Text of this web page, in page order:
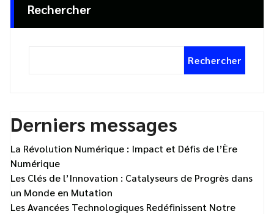
Rechercher
Rechercher
Derniers messages
La Révolution Numérique : Impact et Défis de l’Ère
Numérique
Les Clés de l’Innovation : Catalyseurs de Progrès dans
un Monde en Mutation
Les Avancées Technologiques Redéfinissent Notre